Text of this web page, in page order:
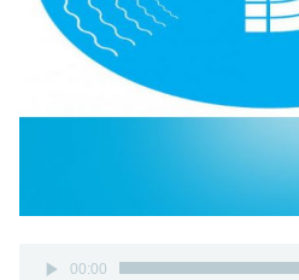
پخش‌کننده
00:00